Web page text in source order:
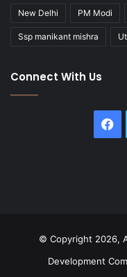
New Delhi PM Modi
Ssp manikant mishra
Connect With Us
© Copyright 2026,
Development